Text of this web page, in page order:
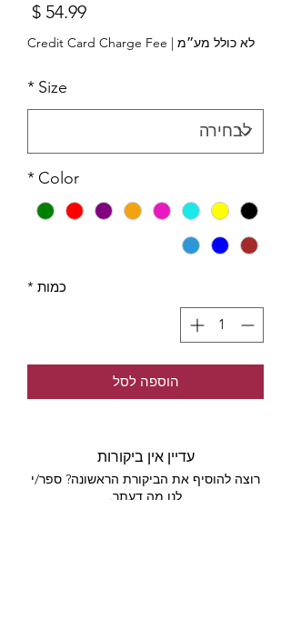
לא כולל מע״מ |
Credit Card Charge Fee
Size
*
Color
*
כמות *
הוספה לסל
עדיין אין ביקורות
רוצה להוסיף את הביקורת הראשונה? ספר/י
לנו מה דעתך.